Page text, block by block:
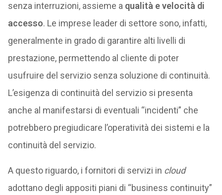
senza interruzioni, assieme a qualità e velocità di
accesso. Le imprese leader di settore sono, infatti,
generalmente in grado di garantire alti livelli di
prestazione, permettendo al cliente di poter
usufruire del servizio senza soluzione di continuità.
L’esigenza di continuità del servizio si presenta
anche al manifestarsi di eventuali “incidenti” che
potrebbero pregiudicare l’operatività dei sistemi e la
continuità del servizio.
A questo riguardo, i fornitori di servizi in cloud
adottano degli appositi piani di “business continuity”